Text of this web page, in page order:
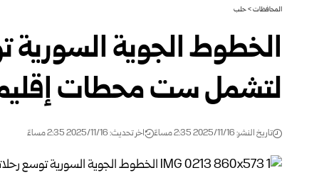
المحافظات>حلب
الخطوط الجوية السورية
لتشمل ست محطات
تاريخ النشر: 2025/11/16 2:35 مساءً اخر تحديث: 2025/11/16 2:35 مساءً